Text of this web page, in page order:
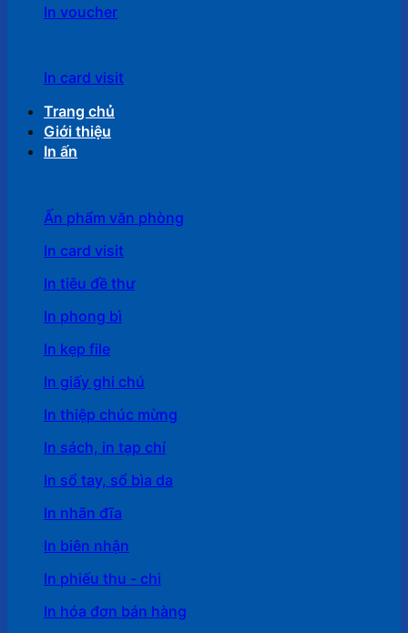
In voucher
In card visit
Trang chủ
Giới thiệu
In ấn
Ấn phẩm văn phòng
In card visit
In tiêu đề thư
In phong bì
In kẹp file
In giấy ghi chú
In thiệp chúc mừng
In sách, in tạp chí
In sổ tay, sổ bìa da
In nhãn đĩa
In biên nhận
In phiếu thu - chi
In hóa đơn bán hàng